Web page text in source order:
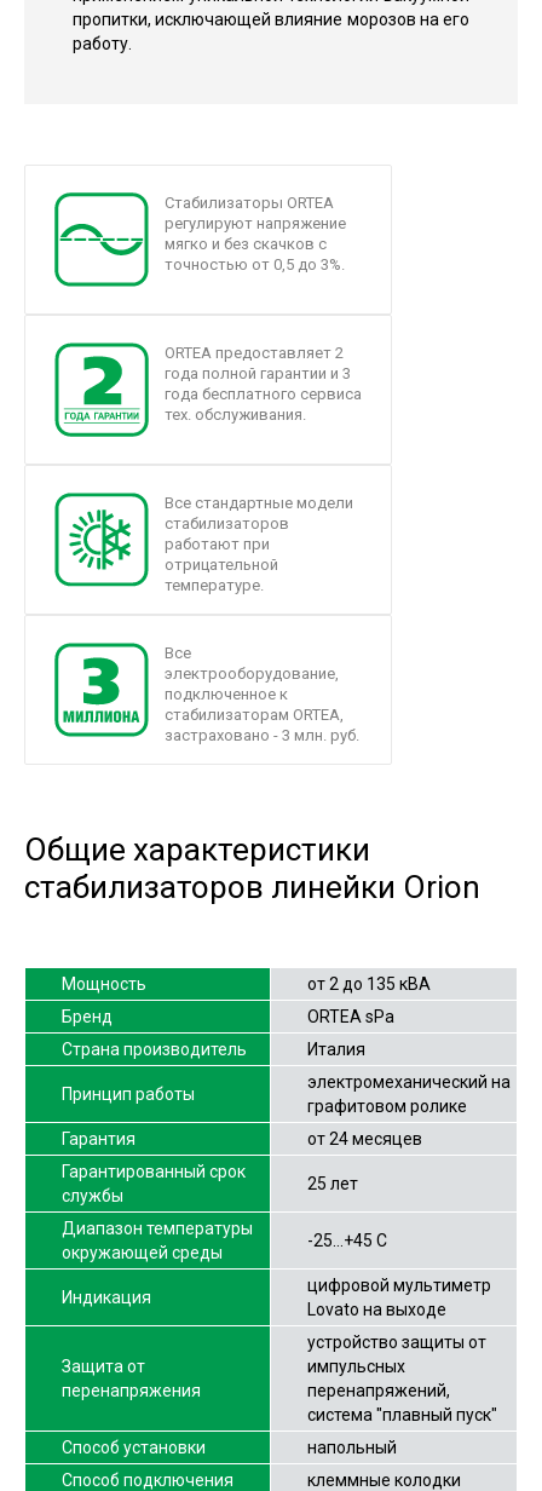
пропитки, исключающей влияние морозов на его
работу.
Стабилизаторы ORTEA
регулируют напряжение
мягко и без скачков с
точностью от 0,5 до 3%.
ORTEA предоставляет 2
года полной гарантии и 3
года бесплатного сервиса
тех. обслуживания.
Все стандартные модели
стабилизаторов
работают при
отрицательной
температуре.
Все
электрооборудование,
подключенное к
стабилизаторам ORTEA,
застраховано - 3 млн. руб.
Общие характеристики
стабилизаторов линейки Orion
Мощность
от 2 до 135 кВА
Бренд
ORTEA sPa
Страна производитель
Италия
Принцип работы
электромеханический на
графитовом ролике
Гарантия
от 24 месяцев
Гарантированный срок
службы
25 лет
Диапазон температуры
окружающей среды
-25…+45 С
Индикация
цифровой мультиметр
Lovato на выходе
Защита от
перенапряжения
устройство защиты от
импульсных
перенапряжений,
система "плавный пуск"
Способ установки
напольный
Способ подключения
клеммные колодки